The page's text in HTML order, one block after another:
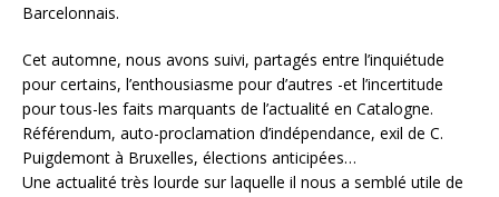
Barcelonnais.
Cet automne, nous avons suivi, partagés entre l’inquiétude
pour certains, l’enthousiasme pour d’autres -et l’incertitude
pour tous-les faits marquants de l’actualité en Catalogne.
Référendum, auto-proclamation d’indépendance, exil de C.
Puigdemont à Bruxelles, élections anticipées…
Une actualité très lourde sur laquelle il nous a semblé utile de